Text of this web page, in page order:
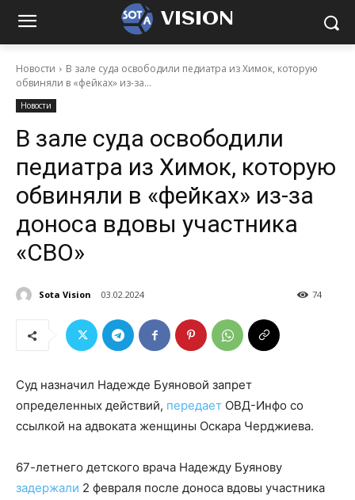
VISION
Новости
В зале суда освободили педиатра из Химок, которую
обвиняли в «фейках» из-за...
Новости
В зале суда освободили
педиатра из Химок, которую
обвиняли в «фейках» из-за
доноса вдовы участника
«СВО»
Sota Vision 03.02.2024 74
Суд назначил Надежде Буяновой запрет
определенных действий, передает ОВД-Инфо со
ссылкой на адвоката женщины Оскара Черджиева.
67-летнего детского врача Надежду Буянову
задержали 2 февраля после доноса вдовы участника